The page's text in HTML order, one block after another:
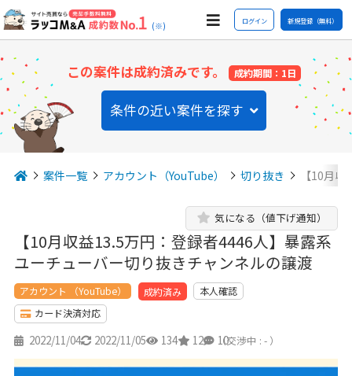
(※) ログイン 新規登録（無料）
この案件は成約済みです。 成約期間：1日
条件の近い案件を探す
案件一覧 アカウント（YouTube） 切り抜き 【10月
【10月収益13.5万円：登録者4446人】暴露系
ユーチューバー切り抜きチャンネルの譲渡
気になる（値下げ通知）
アカウント （YouTube） 成約済み
本人確認
カード決済対応
2022/11/04 2022/11/05 134 12 10
（交渉中 : - ）